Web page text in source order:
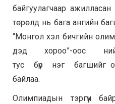
байгуулагчаар
төрөлд нь бага ангийн
“Монгол хэл бичгийн
дэд хороо”-оос
тус бүр нэг багшийг
байлаа.
Олимпиадын тэргүүн